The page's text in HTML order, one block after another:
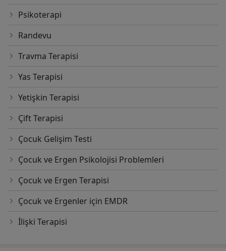
Psikoterapi
Randevu
Travma Terapisi
Yas Terapisi
Yetişkin Terapisi
Çift Terapisi
Çocuk Gelişim Testi
Çocuk ve Ergen Psikolojisi Problemleri
Çocuk ve Ergen Terapisi
Çocuk ve Ergenler için EMDR
İlişki Terapisi